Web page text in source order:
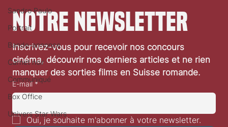
Sandro Paulo
Portrait
Bande-annonce
Carnet noir
Communiqué
Box Office
Univers Star Wars
notre newsletter
Inscrivez-vous pour recevoir nos concours
cinéma, découvrir nos derniers articles et ne rien
manquer des sorties films en Suisse romande.
E-mail *
Oui, je souhaite m'abonner à votre newsletter.